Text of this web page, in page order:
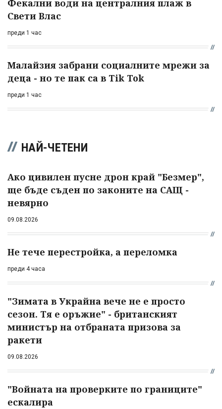
Фекални води на централния плаж в
Свети Влас
преди 1 час
Малайзия забрани социалните мрежи за
деца - но те пак са в Tik Tok
преди 1 час
НАЙ-ЧЕТЕНИ
Ако цивилен пусне дрон край "Безмер",
ще бъде съден по законите на САЩ -
невярно
09.08.2026
Не тече перестройка, а переломка
преди 4 часа
"Зимата в Украйна вече не е просто
сезон. Тя е оръжие" - британският
министър на отбраната призова за
ракети
09.08.2026
"Войната на проверките по границите"
ескалира